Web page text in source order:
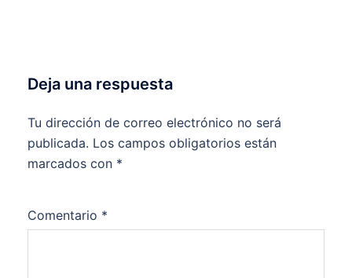
Deja una respuesta
Tu dirección de correo electrónico no será
publicada. Los campos obligatorios están
marcados con *
Comentario *